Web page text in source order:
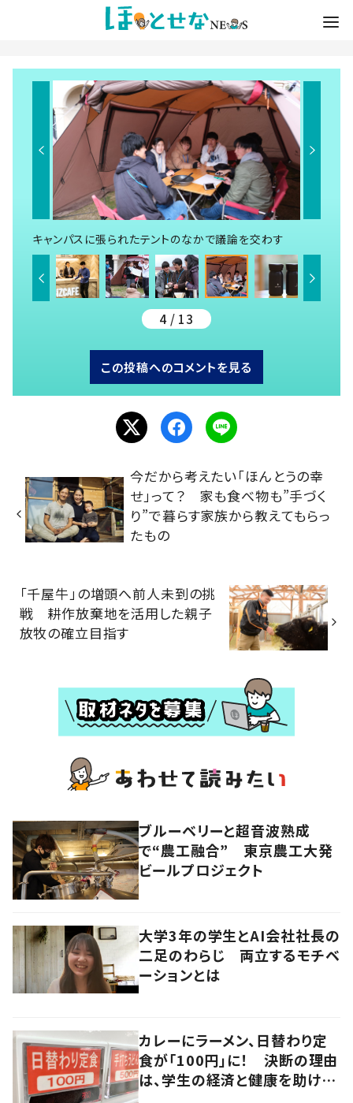
キャンパスに張られたテントのなかで議論を交わす
4 / 13
この投稿へのコメントを見る
今だから考えたい「ほんとうの幸
せ」って？ 家も食べ物も”手づく
り”で暮らす家族から教えてもらっ
たもの
「千屋牛」の増頭へ前人未到の挑
戦 耕作放棄地を活用した親子
放牧の確立目指す
ブルーベリーと超音波熟成
で“農工融合” 東京農工大発
ビールプロジェクト
大学3年の学生とAI会社社長の
二足のわらじ 両立するモチベ
ーションとは
カレーにラーメン、日替わり定
食が「100円」に！ 決断の理由
は、学生の経済と健康を助けよ